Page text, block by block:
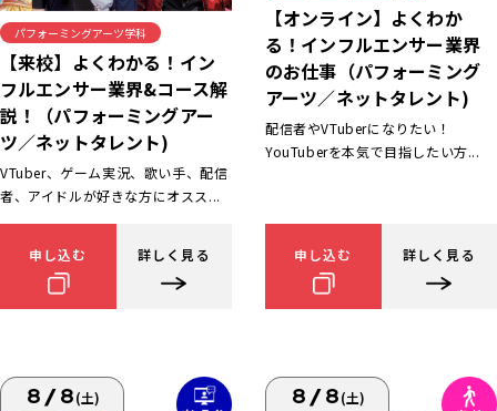
パフォーミングアーツ学科
【来校】よくわかる！イン
フルエンサー業界&コース解
説！（パフォーミングアー
ツ／ネットタレント)
VTuber、ゲーム実況、歌い手、配信
者、アイドルが好きな方にオスス...
申し込む 詳しく見る
【オンライン】よくわか
る！インフルエンサー業界
のお仕事（パフォーミング
アーツ／ネットタレント)
配信者やVTuberになりたい！
YouTuberを本気で目指したい方...
申し込む 詳しく見る
8/8(土) 8/8(土)